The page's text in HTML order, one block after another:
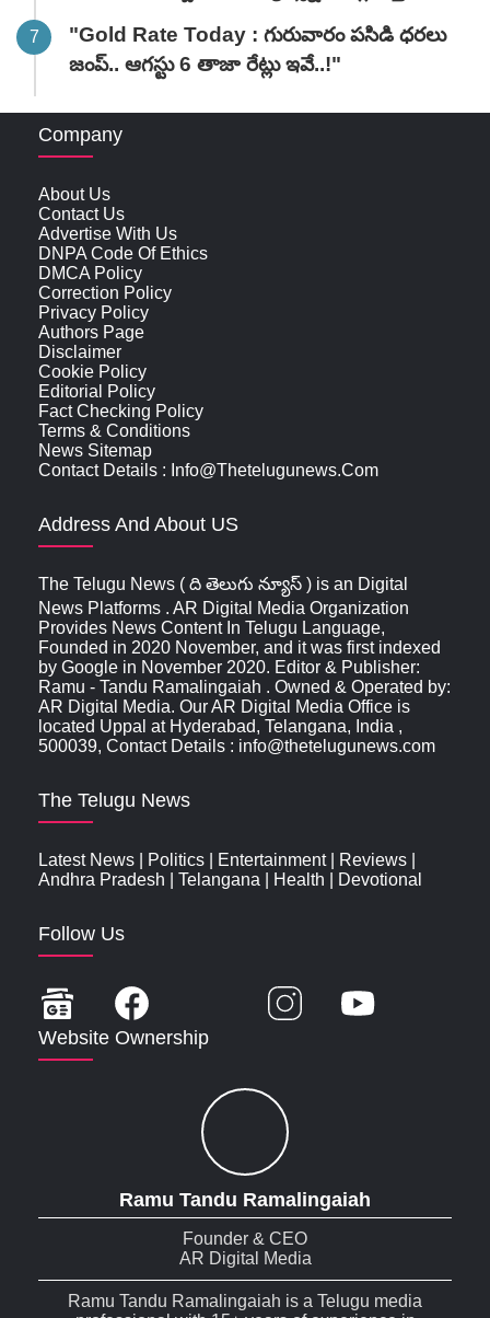
"Gold Rate Today : గురువారం పసిడి ధరలు
జంప్.. ఆగస్టు 6 తాజా రేట్లు ఇవే..!"
Company
About Us
Contact Us
Advertise With Us
DNPA Code Of Ethics
DMCA Policy
Correction Policy
Privacy Policy
Authors Page
Disclaimer
Cookie Policy
Editorial Policy
Fact Checking Policy
Terms & Conditions
News Sitemap
Contact Details : Info@thetelugunews.com
Address And About US
The Telugu News ( ది తెలుగు న్యూస్‌ ) is an Digital
News Platforms . AR Digital Media Organization
Provides News Content In Telugu Language,
Founded in 2020 November, and it was first indexed
by Google in November 2020. Editor & Publisher:
Ramu - Tandu Ramalingaiah . Owned & Operated by:
AR Digital Media. Our AR Digital Media Office is
located Uppal at Hyderabad, Telangana, India ,
500039, Contact Details : info@thetelugunews.com
The Telugu News
Latest News Politics Entertainment| Reviews
Andhra Pradesh
Telangana Health Devotional
Follow Us
Website Ownership
Ramu Tandu Ramalingaiah
Founder & CEO
AR Digital Media
Ramu Tandu Ramalingaiah is a Telugu media